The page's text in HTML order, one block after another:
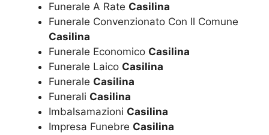
Funerale A Rate Casilina
Funerale Convenzionato Con Il Comune
Casilina
Funerale Economico Casilina
Funerale Laico Casilina
Funerale Casilina
Funerali Casilina
Imbalsamazioni Casilina
Impresa Funebre Casilina